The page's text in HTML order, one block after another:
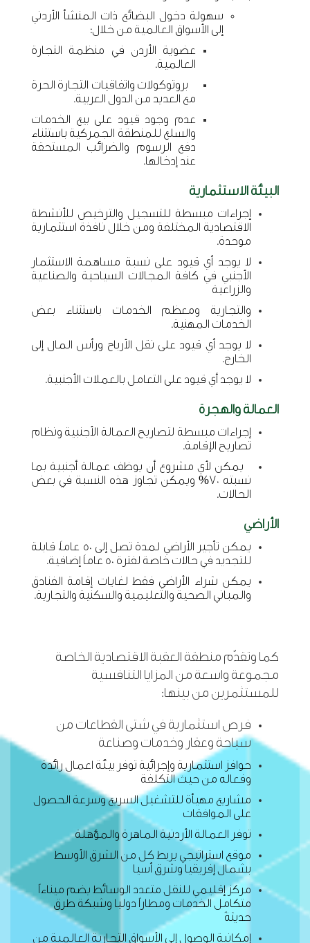
سهولة دخول البضائع ذات المنشأ الأردني
إلى الأسواق العالمية من خلال:
عضوية الأردن في منظمة التجارة
العالمية.
بروتوكولات واتفاقيات التجارة الحرة
مع العديد من الدول العربية.
عدم وجود قيود على بيع الخدمات
والسلع للمنطقة الجمركية باستثناء
دفع الرسوم والضرائب المستحقة
عند إدخالها.
البيئة الاستثمارية
إجراءات مبسطة للتسجيل والترخيص للأنشطة
الاقتصادية المختلفة ومن خلال نافذة استثمارية
موحدة.
لا يوجد أي قيود على نسبة مساهمة الاستثمار
الأجنبي في كافة المجالات السياحية والصناعية
والزراعية
والتجارية ومعظم الخدمات باستثناء بعض
الخدمات المهنية.
لا يوجد أي قيود على نقل الأرباح ورأس المال إلى
الخارج.
لا يوجد أي قيود على التعامل بالعملات الأجنبية.
العمالة والهجرة
إجراءات مبسطة لتصاريح العمالة الأجنبية ونظام
تصاريح الإقامة.
يمكن لأي مشروع أن يوظف عمالة أجنبية بما
نسبته 70% ويمكن تجاوز هذه النسبة في بعض
الحالات.
الأراضي
يمكن تأجير الأراضي لمدة تصل إلى 50 عاماَ، قابلة
للتجديد في حالات خاصة لفترة 50 عاماَ إضافية.
يمكن شراء الأراضي فقط لغايات إقامة الفنادق
والمباني الصحية والتعليمية والسكنية والتجارية.
كما وتقدّم منطقة العقبة الاقتصادية الخاصة
مجموعة واسعة من المزايا التنافسية
للمستثمرين من بينها:
فرص استثمارية في شتى القطاعات من
سياحة وعقار وخدمات وصناعة
حوافز استثمارية وإجرائية توفر بيئة اعمال رائدة
وفعاله من حيث التكلفة
مشاريع مهيأة للتشغيل السريع وسرعة الحصول
على الموافقات
توفر العمالة الأردنية الماهرة والمؤهلة
موقع استراتيجي يربط كل من الشرق الأوسط
بشمال إفريقيا وشرق أسيا
مركز إقليمي للنقل متعدد الوسائط يضم ميناءاً
متكامل الخدمات ومطاراً دوليا وشبكة طرق
حديثةً
إمكانية الوصول إلى الأسواق التجارية العالمية من